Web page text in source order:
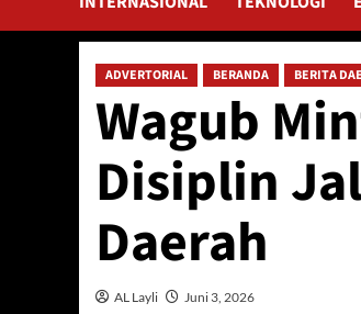
ADVERTORIAL BERANDA BERITA
Wagub
Disiplin
Daerah
AL Layli Juni 3, 2026